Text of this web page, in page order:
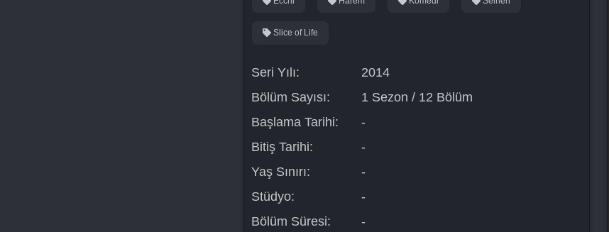
Slice of Life
Seri Yılı:
2014
Bölüm Sayısı:
1 Sezon / 12 Bölüm
Başlama Tarihi:
-
Bitiş Tarihi:
-
Yaş Sınırı:
-
Stüdyo:
-
Bölüm Süresi:
-